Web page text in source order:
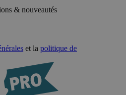
& nouveautés
et la politique de